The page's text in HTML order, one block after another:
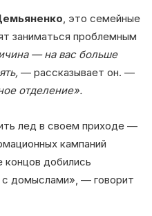
, это семейные
заниматься проблемным
— на вас больше
— рассказывает он. —
отделение».
лед в своем приходе —
кампаний
концов добились
с домыслами», — говорит